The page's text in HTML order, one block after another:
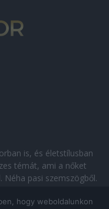
is, és életstílusban
témát, ami a nőket
Néha pasi szemszögből.
hogy weboldalunkon